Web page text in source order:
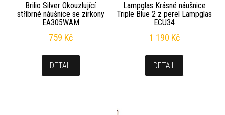
Brilio Silver Okouzlující
stříbrné náušnice se zirkony
EA305WAM
759 Kč
DETAIL
Lampglas Krásné náušnice
Triple Blue 2 z perel Lampglas
ECU34
1 190 Kč
DETAIL